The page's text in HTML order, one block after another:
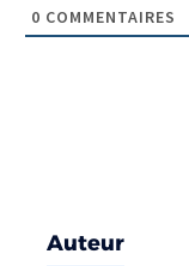
0 COMMENTAIRES
Auteur